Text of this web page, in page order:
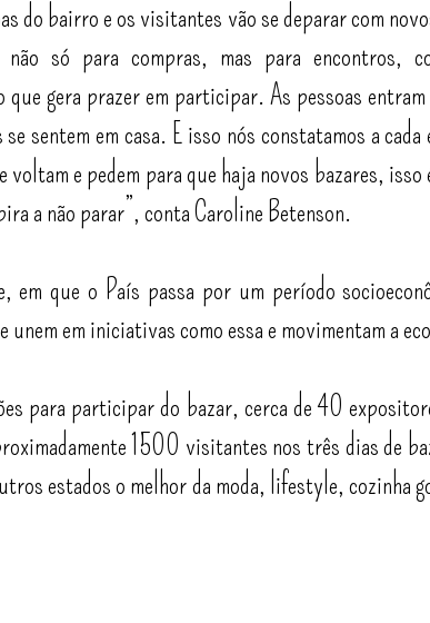
do bairro e os visitantes vão se deparar com
não só para compras, mas para encontros,
gera prazer em participar. As pessoas
sentem em casa. E isso nós constatamos a
e pedem para que haja novos bazares,
a não parar”, conta Caroline Betenson.
em que o País passa por um período
unem em iniciativas como essa e movimentam a
para participar do bazar, cerca de 40
1500 visitantes nos três dias de
estados o melhor da moda, lifestyle, cozinha